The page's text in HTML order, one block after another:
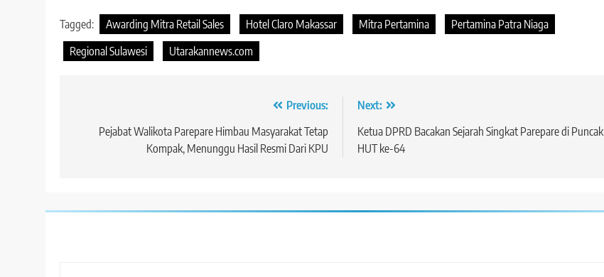
Tagged: Awarding Mitra Retail Sales Hotel Claro Makassar Mitra Pertamina
Pertamina Patra Niaga
Regional Sulawesi
Utarakannews.com
Previous:
Pejabat Walikota Parepare Himbau Masyarakat Tetap
Kompak, Menunggu Hasil Resmi Dari KPU
Next:
Ketua DPRD Bacakan Sejarah Singkat Parepare di Puncak
HUT ke-64